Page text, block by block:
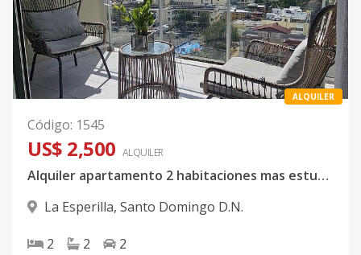
ALQUILER
Código: 1545
US$ 2,500 ALQUILER
Alquiler apartamento 2 habitaciones mas estudio amueblado en La Esperilla
La Esperilla, Santo Domingo D.N.
2 2 2